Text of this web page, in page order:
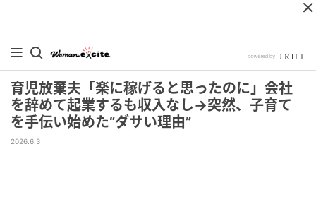
育児放棄夫「楽に稼げると思ったのに」会社
を辞めて起業するも収入なし→突然、子育て
を手伝い始めた“ダサい理由”
2026.6.3